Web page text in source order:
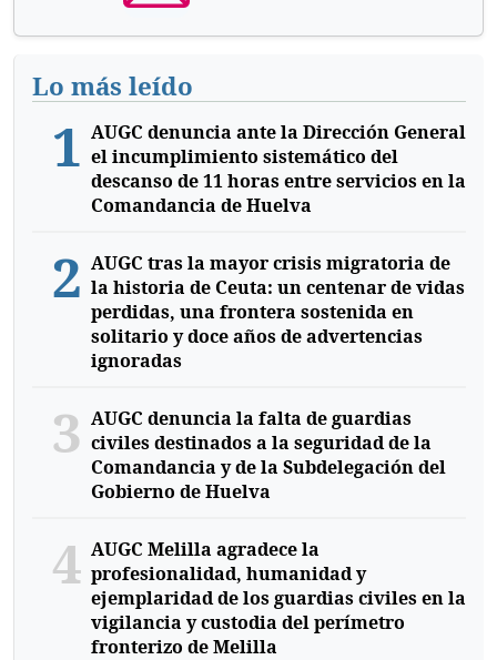
Lo más leído
1 AUGC denuncia ante la Dirección General
el incumplimiento sistemático del
descanso de 11 horas entre servicios en la
Comandancia de Huelva
2 AUGC tras la mayor crisis migratoria de
la historia de Ceuta: un centenar de vidas
perdidas, una frontera sostenida en
solitario y doce años de advertencias
ignoradas
3 AUGC denuncia la falta de guardias
civiles destinados a la seguridad de la
Comandancia y de la Subdelegación del
Gobierno de Huelva
4 AUGC Melilla agradece la
profesionalidad, humanidad y
ejemplaridad de los guardias civiles en la
vigilancia y custodia del perímetro
fronterizo de Melilla